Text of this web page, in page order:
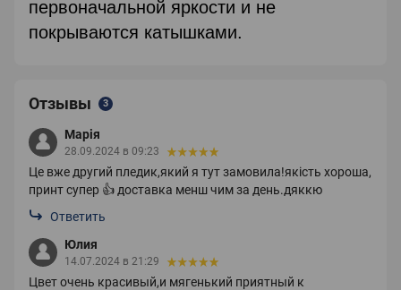
первоначальной яркости и не
покрываются катышками.
Отзывы 3
Марія
28.09.2024 в 09:23
Це вже другий пледик,який я тут замовила!якість хороша,
принт супер 👍 доставка менш чим за день.дяккю
Ответить
Юлия
14.07.2024 в 21:29
Цвет очень красивый,и мягенький приятный к